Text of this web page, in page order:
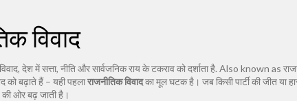
विवाद
, देश में सत्ता, नीति और सार्वजनिक राय के टकराव को दर्शाता है. Also known as
को बढ़ाते हैं – यही पहलाराजनीतिक विवादका मूल घटक है। जब किसी पार्टी की जीत या
की ओर बढ़ जाती है।